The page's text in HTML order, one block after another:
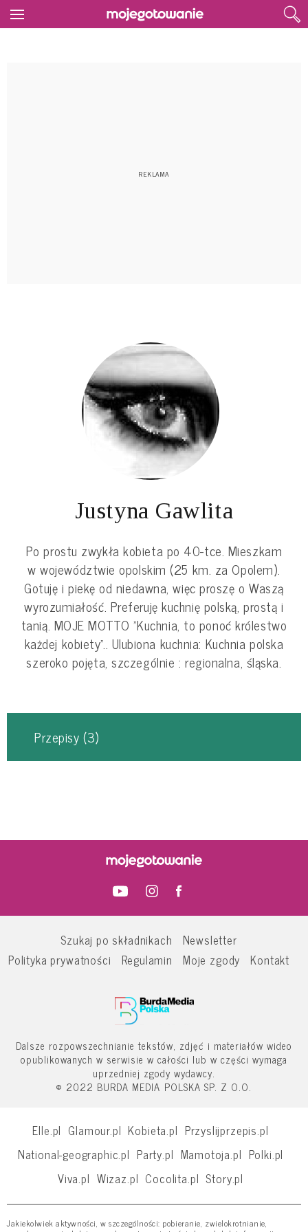
Justyna Gawlita
Po prostu zwykła kobieta po 40-tce. Mieszkam
w województwie opolskim (25 km. za Opolem).
Gotuję i piekę od niedawna, więc proszę o Waszą
wyrozumiałość. Preferuję kuchnię polską, prostą i
tanią. MOJE MOTTO "Kuchnia, to ponoć królestwo
każdej kobiety".. Ulubiona kuchnia: Kuchnia polska
szeroko pojęta, szczególnie : regionalna, śląska.
Przepisy (3)
Szukaj po składnikach
Newsletter
Polityka prywatności
Regulamin Moje zgody Kontakt
Dalsze rozpowszechnianie tekstów, zdjęć i materiałów wideo
opublikowanych w serwisie w całości lub w części wymaga
uprzedniej zgody wydawcy.
© 2022 BURDA MEDIA POLSKA SP. Z O.O.
Elle.pl Glamour.pl Kobieta.pl Przyslijprzepis.pl
National-geographic.pl Party.pl Mamotoja.pl Polki.pl
Viva.pl Wizaz.pl Cocolita.pl Story.pl
Jakiekolwiek aktywności, w szczególności: pobieranie, zwielokrotnianie,